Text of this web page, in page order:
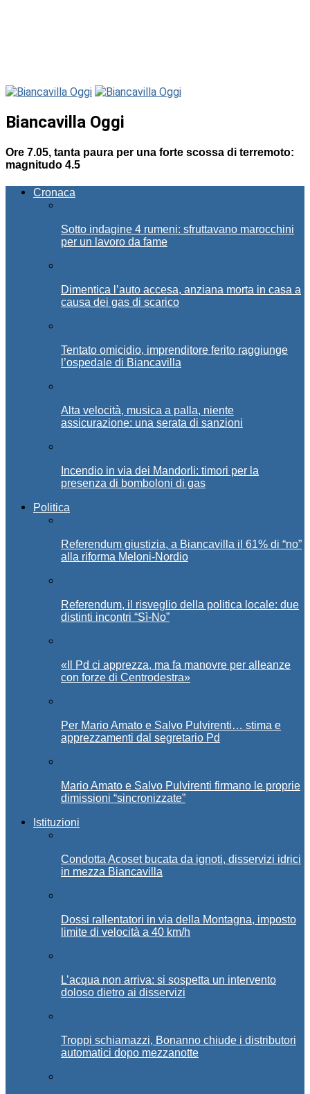
Biancavilla Oggi
Ore 7.05, tanta paura per una forte scossa di terremoto:
magnitudo 4.5
Cronaca
Sotto indagine 4 rumeni: sfruttavano marocchini
per un lavoro da fame
Dimentica l’auto accesa, anziana morta in casa a
causa dei gas di scarico
Tentato omicidio, imprenditore ferito raggiunge
l’ospedale di Biancavilla
Alta velocità, musica a palla, niente
assicurazione: una serata di sanzioni
Incendio in via dei Mandorli: timori per la
presenza di bomboloni di gas
Politica
Referendum giustizia, a Biancavilla il 61% di “no”
alla riforma Meloni-Nordio
Referendum, il risveglio della politica locale: due
distinti incontri “Sì-No”
«Il Pd ci apprezza, ma fa manovre per alleanze
con forze di Centrodestra»
Per Mario Amato e Salvo Pulvirenti… stima e
apprezzamenti dal segretario Pd
Mario Amato e Salvo Pulvirenti firmano le proprie
dimissioni “sincronizzate”
Istituzioni
Condotta Acoset bucata da ignoti, disservizi idrici
in mezza Biancavilla
Dossi rallentatori in via della Montagna, imposto
limite di velocità a 40 km/h
L’acqua non arriva: si sospetta un intervento
doloso dietro ai disservizi
Troppi schiamazzi, Bonanno chiude i distributori
automatici dopo mezzanotte